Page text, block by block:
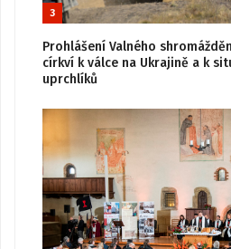
3
Prohlášení Valného
církví k válce na Ukrajině a k
uprchlíků